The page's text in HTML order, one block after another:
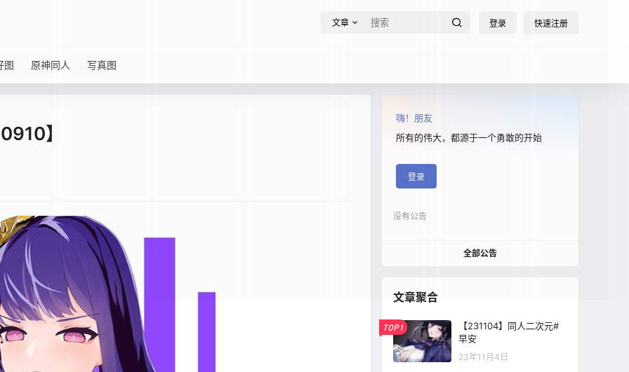
文章 登录 快速注册
图 原神同人 写真图
】
嗨！朋友
所有的伟大，都源于一个勇敢的开始
登录
没有公告
全部公告
文章聚合
TOP1
【231104】同人二次元#
早安
23年11月4日